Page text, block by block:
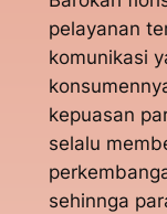
pelayanan
komunikasi
kepuasan
selalu
sehinnga